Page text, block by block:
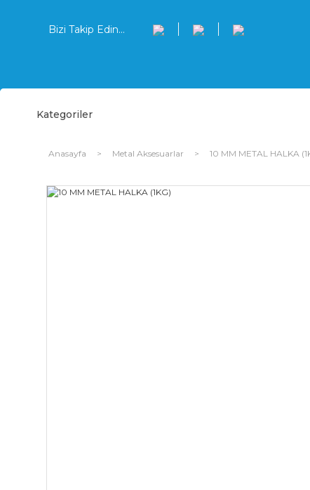
Bizi Takip Edin...
Kategoriler
Anasayfa Metal Aksesuarlar 10 MM METAL HALKA